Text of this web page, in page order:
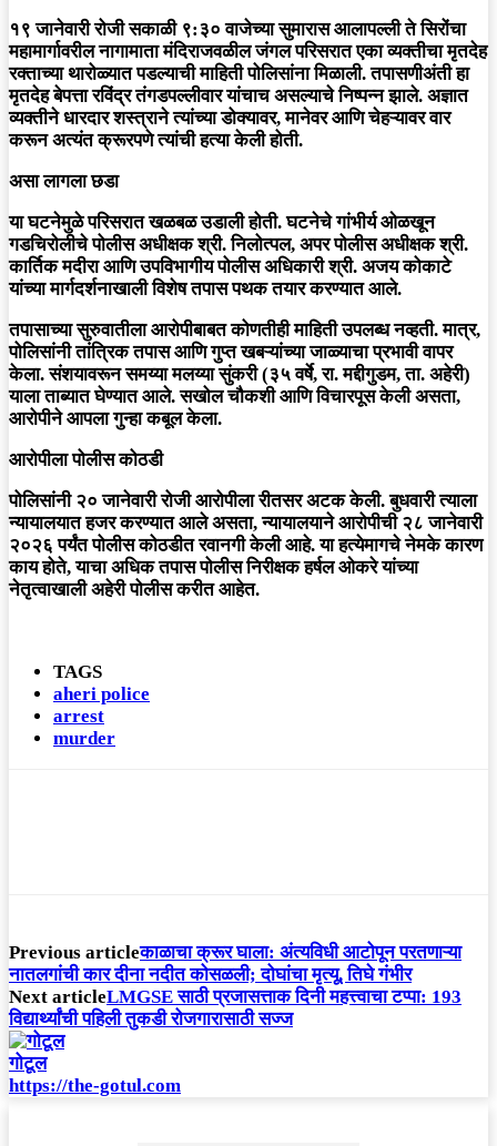
१९ जानेवारी रोजी सकाळी ९:३० वाजेच्या सुमारास आलापल्ली ते सिरोंचा
महामार्गावरील नागामाता मंदिराजवळील जंगल परिसरात एका व्यक्तीचा मृतदेह
रक्ताच्या थारोळ्यात पडल्याची माहिती पोलिसांना मिळाली. तपासणीअंती हा
मृतदेह बेपत्ता रविंद्र तंगडपल्लीवार यांचाच असल्याचे निष्पन्न झाले. अज्ञात
व्यक्तीने धारदार शस्त्राने त्यांच्या डोक्यावर, मानेवर आणि चेहऱ्यावर वार
करून अत्यंत क्रूरपणे त्यांची हत्या केली होती.
असा लागला छडा
या घटनेमुळे परिसरात खळबळ उडाली होती. घटनेचे गांभीर्य ओळखून
गडचिरोलीचे पोलीस अधीक्षक श्री. निलोत्पल, अपर पोलीस अधीक्षक श्री.
कार्तिक मदीरा आणि उपविभागीय पोलीस अधिकारी श्री. अजय कोकाटे
यांच्या मार्गदर्शनाखाली विशेष तपास पथक तयार करण्यात आले.
तपासाच्या सुरुवातीला आरोपीबाबत कोणतीही माहिती उपलब्ध नव्हती. मात्र,
पोलिसांनी तांत्रिक तपास आणि गुप्त खबऱ्यांच्या जाळ्याचा प्रभावी वापर
केला. संशयावरून समय्या मलय्या सुंकरी (३५ वर्षे, रा. मद्दीगुडम, ता. अहेरी)
याला ताब्यात घेण्यात आले. सखोल चौकशी आणि विचारपूस केली असता,
आरोपीने आपला गुन्हा कबूल केला.
आरोपीला पोलीस कोठडी
पोलिसांनी २० जानेवारी रोजी आरोपीला रीतसर अटक केली. बुधवारी त्याला
न्यायालयात हजर करण्यात आले असता, न्यायालयाने आरोपीची २८ जानेवारी
२०२६ पर्यंत पोलीस कोठडीत रवानगी केली आहे. या हत्येमागचे नेमके कारण
काय होते, याचा अधिक तपास पोलीस निरीक्षक हर्षल ओकरे यांच्या
नेतृत्वाखाली अहेरी पोलीस करीत आहेत.
TAGS
aheri police
arrest
murder
Previous articleकाळाचा क्रूर घाला: अंत्यविधी आटोपून परतणाऱ्या
नातलगांची कार दीना नदीत कोसळली; दोघांचा मृत्यू, तिघे गंभीर
Next articleLMGSE साठी प्रजासत्ताक दिनी महत्त्वाचा टप्पा: 193
विद्यार्थ्यांची पहिली तुकडी रोजगारासाठी सज्ज
गोटूल
https://the-gotul.com